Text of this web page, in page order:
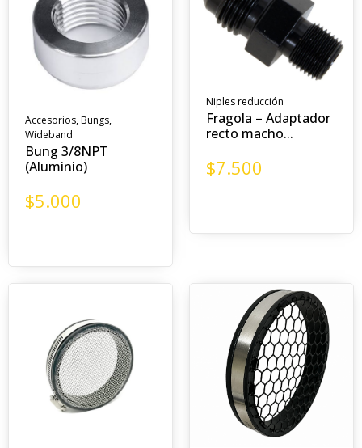
Accesorios,Bungs,
Wideband
Bung 3/8NPT
(Aluminio)
$5.000
Niples reducción
Fragola – Adaptador
recto macho...
$7.500